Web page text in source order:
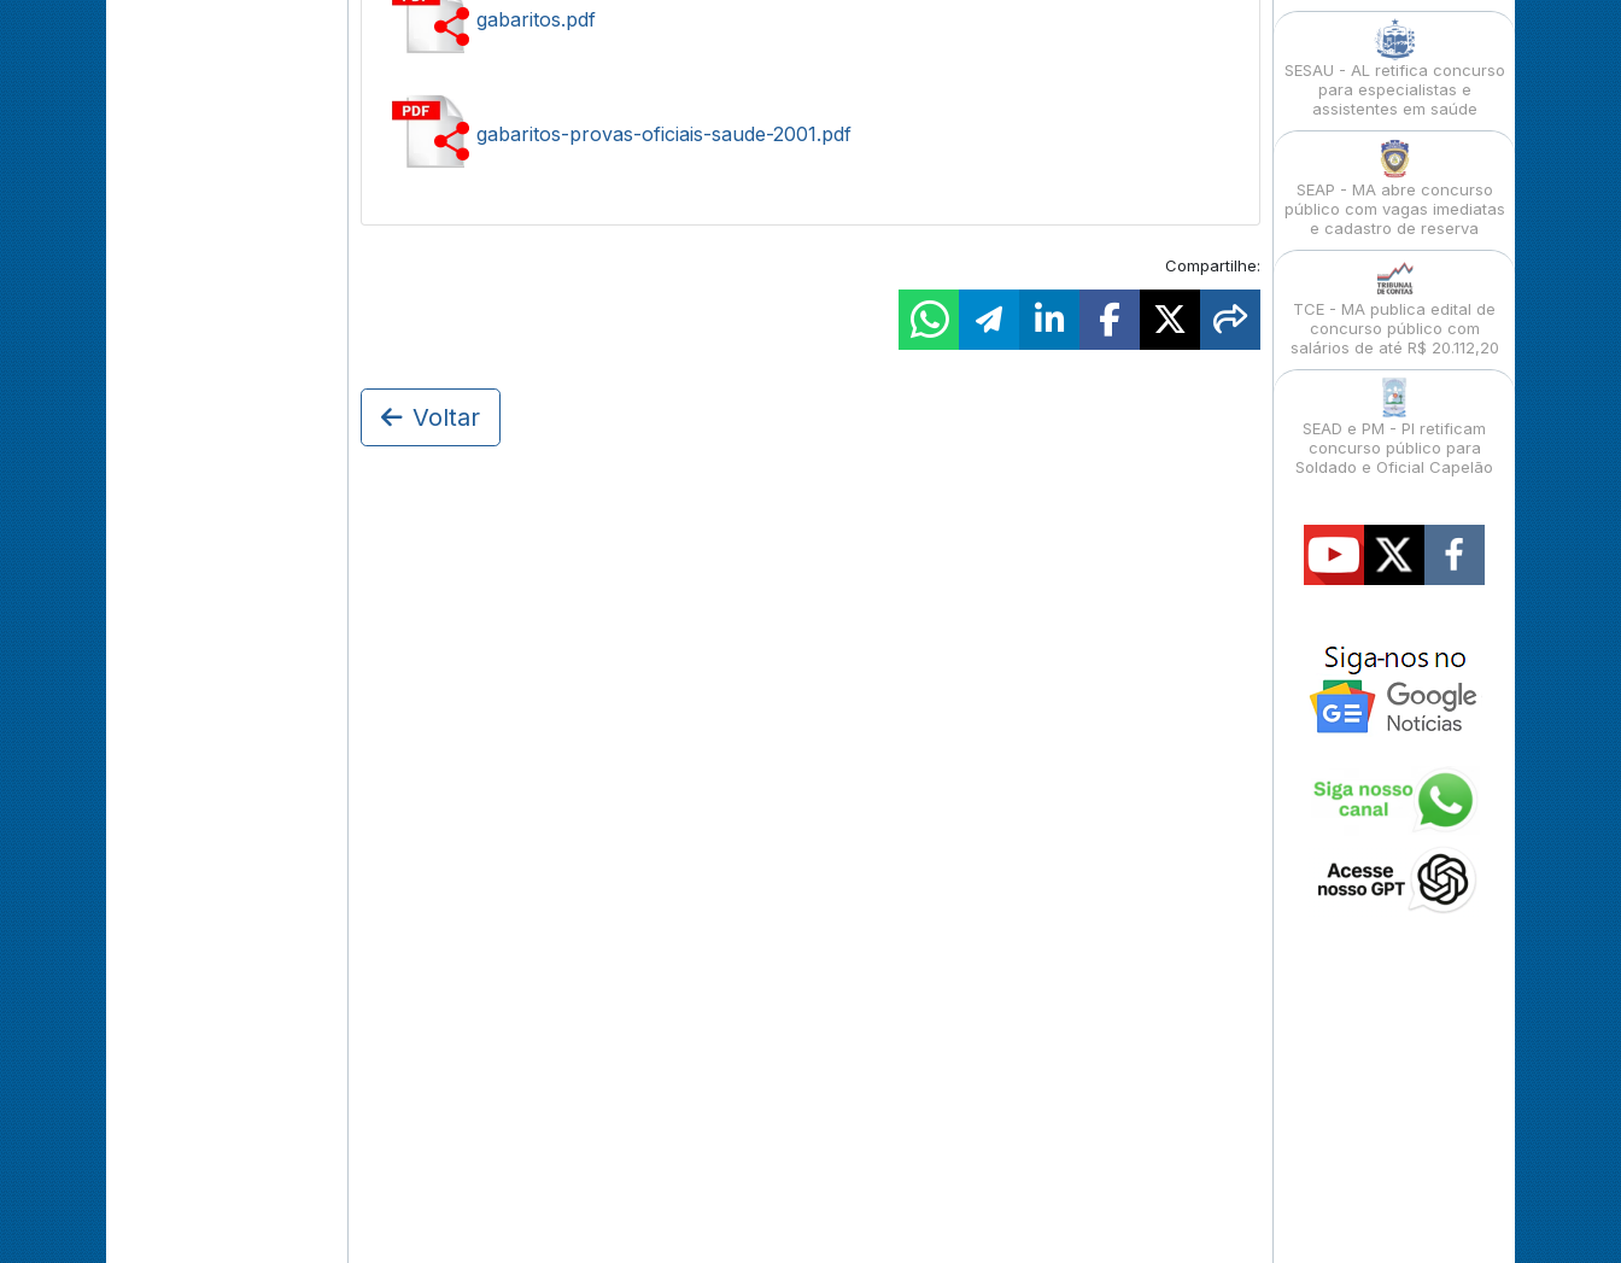
gabaritos.pdf
gabaritos-provas-oficiais-saude-2001.pdf
Compartilhe:
Voltar
SESAU - AL retifica concurso
para especialistas e
assistentes em saúde
SEAP - MA abre concurso
público com vagas imediatas
e cadastro de reserva
TCE - MA publica edital de
concurso público com
salários de até R$ 20.112,20
SEAD e PM - PI retificam
concurso público para
Soldado e Oficial Capelão